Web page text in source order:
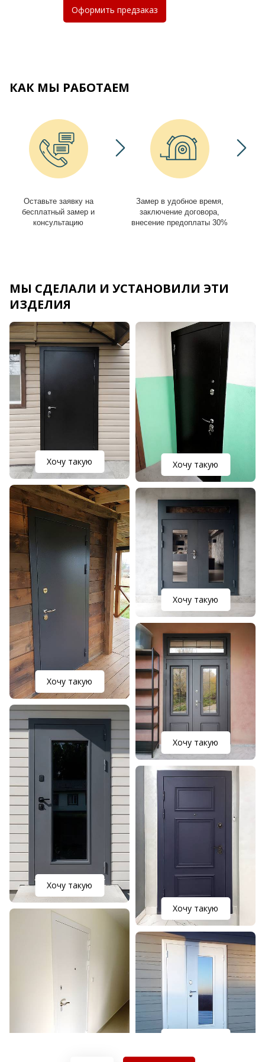
Оформить предзаказ
КАК МЫ РАБОТАЕМ
Оставьте заявку на
бесплатный замер и
консультацию
Замер в удобное время,
заключение договора,
внесение предоплаты 30%
МЫ СДЕЛАЛИ И УСТАНОВИЛИ ЭТИ
ИЗДЕЛИЯ
Хочу такую
Хочу такую
Хочу такую
Хочу такую
Хочу такую
Хочу такую
Хочу такую